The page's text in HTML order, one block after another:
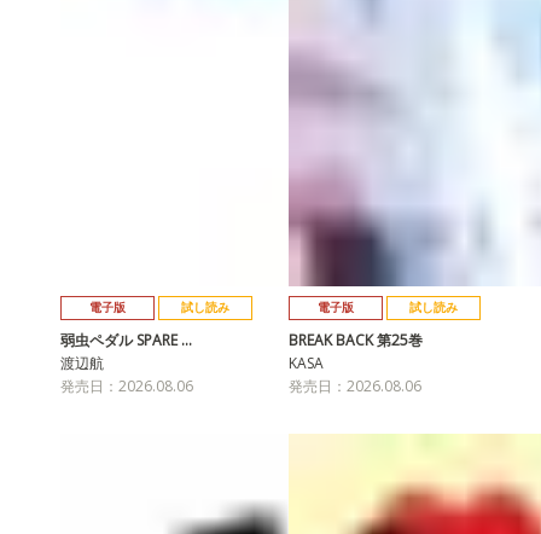
電子版 試し読み
弱虫ペダル SPARE …
渡辺航
発売日：2026.08.06
電子版 試し読み
BREAK BACK 第25巻
KASA
発売日：2026.08.06